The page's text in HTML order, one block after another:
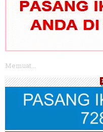
Memuat...
POLITIK PEMILU